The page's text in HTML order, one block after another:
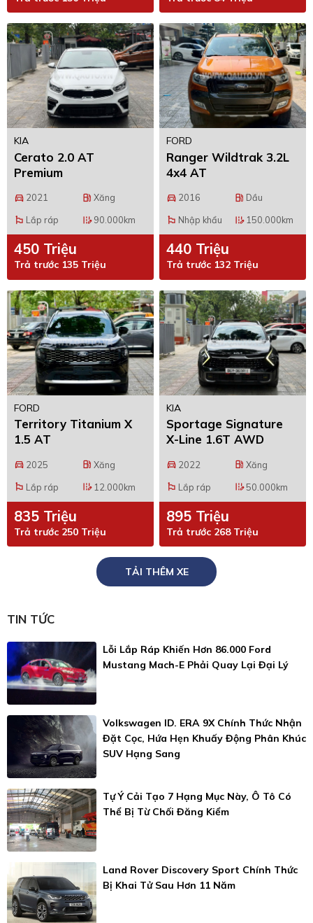
KIA
Cerato 2.0 AT
Premium
directions_car 2021 local_gas_station Xăng
emoji_flags Lắp ráp edit_road 90.000km
450 Triệu
Trả trước 135 Triệu
FORD
Ranger Wildtrak 3.2L
4x4 AT
directions_car 2016 local_gas_station Dầu
emoji_flags Nhập khẩu edit_road 150.000km
440 Triệu
Trả trước 132 Triệu
FORD
Territory Titanium X
1.5 AT
directions_car 2025 local_gas_station Xăng
emoji_flags Lắp ráp edit_road 12.000km
835 Triệu
Trả trước 250 Triệu
KIA
Sportage Signature
X-Line 1.6T AWD
directions_car 2022 local_gas_station Xăng
emoji_flags Lắp ráp edit_road50.000km
895 Triệu
Trả trước 268 Triệu
TẢI THÊM XE
TIN TỨC
Lỗi Lắp Ráp Khiến Hơn 86.000 Ford
Mustang Mach-E Phải Quay Lại Đại Lý
Volkswagen ID. ERA 9X Chính Thức Nhận
Đặt Cọc, Hứa Hẹn Khuấy Động Phân Khúc
SUV Hạng Sang
Tự Ý Cải Tạo 7 Hạng Mục Này, Ô Tô Có
Thể Bị Từ Chối Đăng Kiểm
Land Rover Discovery Sport Chính Thức
Bị Khai Tử Sau Hơn 11 Năm